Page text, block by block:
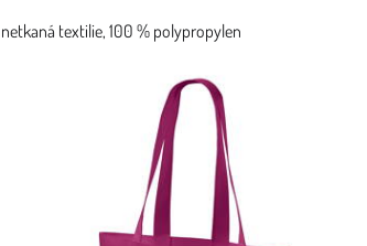
netkaná textilie, 100 % polypropylen